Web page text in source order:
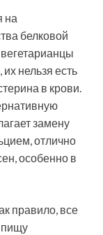
на
белковой
нельзя есть
в крови.
замену
отлично
особенно в
правило, все
пищу